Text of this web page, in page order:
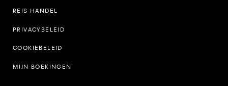
REIS HANDEL
PRIVACYBELEID
COOKIEBELEID
MIJN BOEKINGEN